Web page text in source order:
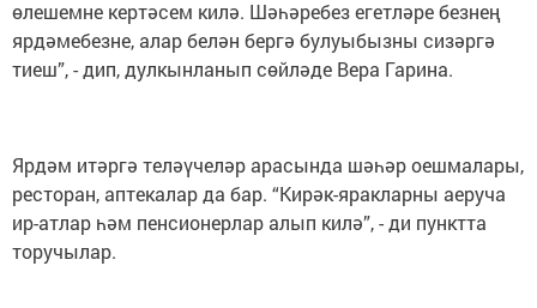
өлешемне кертәсем килә. Шәһәребез егетләре безнең
ярдәмебезне, алар белән бергә булуыбызны сизәргә
тиеш”, - дип, дулкынланып сөйләде Вера Гарина.
Ярдәм итәргә теләүчеләр арасында шәһәр оешмалары,
ресторан, аптекалар да бар. “Кирәк-яракларны аеруча
ир-атлар һәм пенсионерлар алып килә”, - ди пунктта
торучылар.